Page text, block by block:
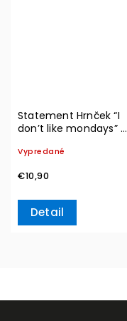
Statement Hrnček “I
don’t like mondays” –
Vypredané
€10,90
Detail